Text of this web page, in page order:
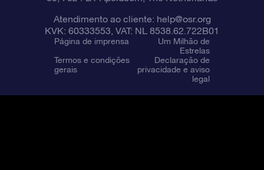
Atendimento ao cliente: help@osr.org
KVK: 60333553, VAT: NL 8538.62.722B01
Página de imprensa
Um Milhão de
Estrelas
Termos e condições
gerais
Declaração de
privacidade e aviso
legal